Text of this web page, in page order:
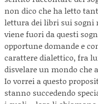
non dico che ha letto
lettura dei libri sui sogni
viene fuori da questi
opportune domande e
carattere dialettico, fra
disvelare un mondo che
Io vorrei a questo
stanno succedendo